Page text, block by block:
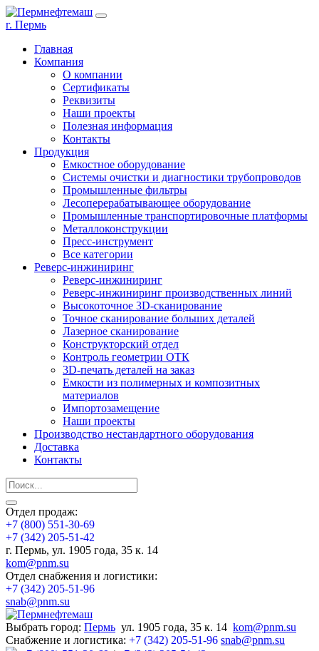
г. Пермь
Главная
Компания
О компании
Сертификаты
Реквизиты
Наши проекты
Полезная информация
Контакты
Продукция
Емкостное оборудование
Системы очистки и диагностики трубопроводов
Промышленные фильтры
Лесоперерабатывающее оборудование
Промышленные транспортировочные платформы
Металлоконструкции
Пресс-инструмент
Все категории
Реверс-инжиниринг
Реверс-инжиниринг
Реверс-инжиниринг производственных линий
Высокоточное 3D-сканирование
Точное сканирование больших деталей
Лазерное сканирование
Конструкторский отдел
Контроль геометрии ОТК
3D-печать деталей на заказ
Емкости из полимерных и композитных
материалов
Импортозамещение
Наши проекты
Производство нестандартного оборудования
Доставка
Контакты
Отдел продаж:
+7 (800) 551-30-69
+7 (342) 205-51-42
г. Пермь, ул. 1905 года, 35 к. 14
kom@pnm.su
Отдел снабжения и логистики:
+7 (342) 205-51-96
snab@pnm.su
Выбрать город: Пермь ул. 1905 года, 35 к. 14 kom@pnm.su
Снабжение и логистика: +7 (342) 205-51-96 snab@pnm.su